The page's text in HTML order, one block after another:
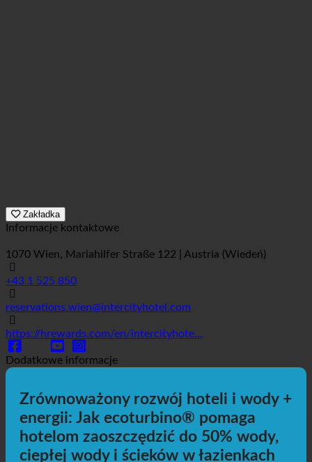
Informacje kontaktowe
1070 Wien, Mariahilfer Straße 122 | Austria (Wiedeń)
+43 1 525 850
reservations.wien@intercityhotel.com
https://hrewards.com/en/intercityhote...
Dodatkowe informacje
Zrównoważony rozwój hoteli i wody +
energii: Jak ecoturbino® pomaga